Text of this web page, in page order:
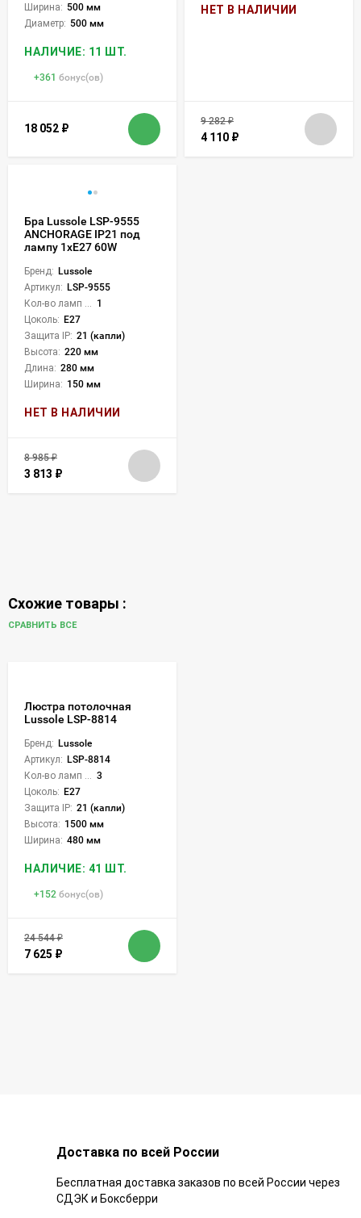
Ширина: 500 мм
Диаметр: 500 мм
НАЛИЧИЕ: 11 ШТ.
+361 бонус(ов)
18 052 ₽
НЕТ В НАЛИЧИИ
9 282₽
4 110 ₽
Бра Lussole LSP-9555
ANCHORAGE IP21 под
лампу 1xE27 60W
Бренд: Lussole
Артикул: LSP-9555
1
Цоколь: E27
Защита IP: 21 (капли)
Высота: 220 мм
Длина: 280 мм
Ширина: 150 мм
НЕТ В НАЛИЧИИ
8 985₽
3 813 ₽
Схожие товары :
СРАВНИТЬ ВСЕ
Люстра потолочная
Lussole LSP-8814
Бренд: Lussole
Артикул: LSP-8814
3
Цоколь: E27
Защита IP: 21 (капли)
Высота: 1500 мм
Ширина: 480 мм
НАЛИЧИЕ: 41 ШТ.
+152 бонус(ов)
24 544₽
7 625 ₽
Доставка по всей России
Бесплатная доставка заказов по всей России через
СДЭК и Боксберри